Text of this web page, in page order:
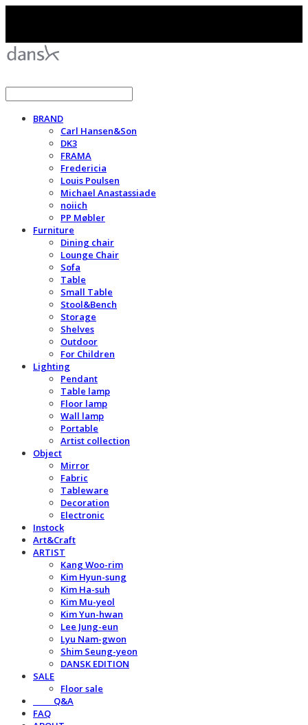
BRAND
Carl Hansen&Son
DK3
FRAMA
Fredericia
Louis Poulsen
Michael Anastassiade
noiich
PP Møbler
Furniture
Dining chair
Lounge Chair
Sofa
Table
Small Table
Stool&Bench
Storage
Shelves
Outdoor
For Children
Lighting
Pendant
Table lamp
Floor lamp
Wall lamp
Portable
Artist collection
Object
Mirror
Fabric
Tableware
Decoration
Electronic
Instock
Art&Craft
ARTIST
Kang Woo-rim
Kim Hyun-sung
Kim Ha-suh
Kim Mu-yeol
Kim Yun-hwan
Lee Jung-eun
Lyu Nam-gwon
Shim Seung-yeon
DANSK EDITION
SALE
Floor sale
⠀⠀⠀Q&A
FAQ